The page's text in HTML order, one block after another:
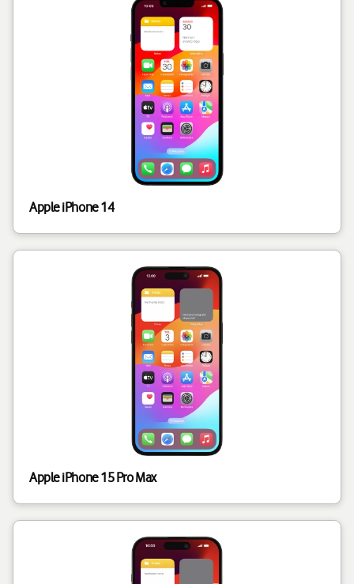
Apple iPhone 14
Apple iPhone 15 Pro Max